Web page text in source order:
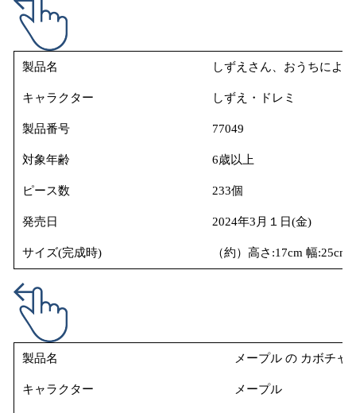
製品名 しずえさん、おうちによ
キャラクター しずえ・ドレミ
製品番号 77049
対象年齢 6歳以上
ピース数 233個
発売日 2024年3月１日(金)
サイズ(完成時) （約）高さ:17cm 幅:25cm
製品名 メープル の カボチャ
キャラクター メープル